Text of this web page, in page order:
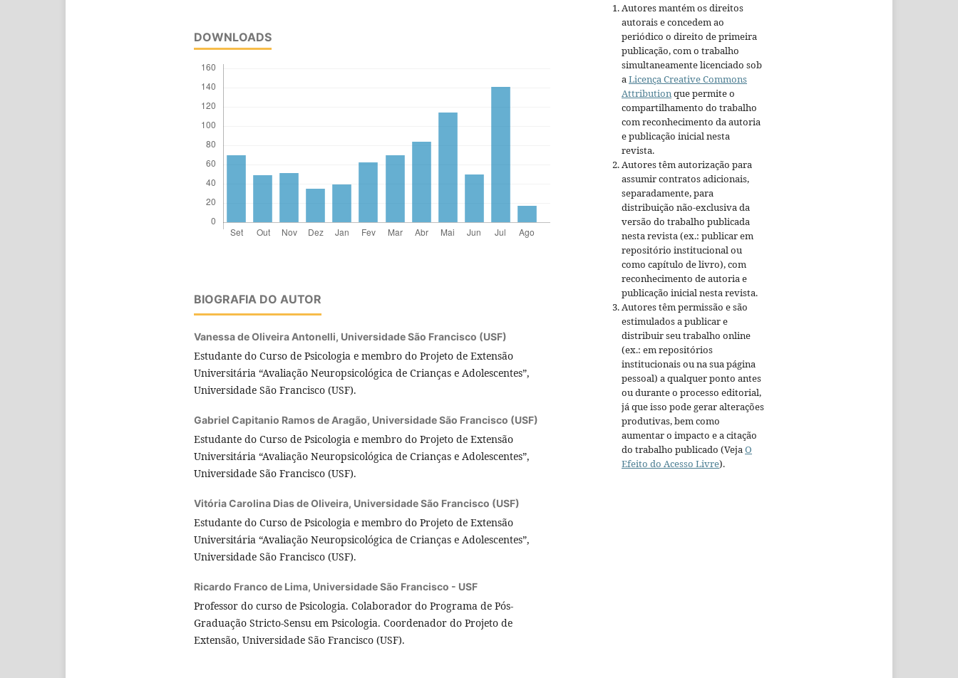
DOWNLOADS
BIOGRAFIA DO AUTOR
Vanessa de Oliveira Antonelli, Universidade São Francisco (USF)
Estudante do Curso de Psicologia e membro do Projeto de Extensão
Universitária “Avaliação Neuropsicológica de Crianças e Adolescentes”,
Universidade São Francisco (USF).
Gabriel Capitanio Ramos de Aragão, Universidade São Francisco (USF)
Estudante do Curso de Psicologia e membro do Projeto de Extensão
Universitária “Avaliação Neuropsicológica de Crianças e Adolescentes”,
Universidade São Francisco (USF).
Vitória Carolina Dias de Oliveira, Universidade São Francisco (USF)
Estudante do Curso de Psicologia e membro do Projeto de Extensão
Universitária “Avaliação Neuropsicológica de Crianças e Adolescentes”,
Universidade São Francisco (USF).
Ricardo Franco de Lima, Universidade São Francisco - USF
Professor do curso de Psicologia. Colaborador do Programa de Pós-
Graduação Stricto-Sensu em Psicologia. Coordenador do Projeto de
Extensão, Universidade São Francisco (USF).
Autores mantém os direitos
autorais e concedem ao
periódico o direito de primeira
publicação, com o trabalho
simultaneamente licenciado sob
a Licença Creative Commons
Attribution que permite o
compartilhamento do trabalho
com reconhecimento da autoria
e publicação inicial nesta
revista.
Autores têm autorização para
assumir contratos adicionais,
separadamente, para
distribuição não-exclusiva da
versão do trabalho publicada
nesta revista (ex.: publicar em
repositório institucional ou
como capítulo de livro), com
reconhecimento de autoria e
publicação inicial nesta revista.
Autores têm permissão e são
estimulados a publicar e
distribuir seu trabalho online
(ex.: em repositórios
institucionais ou na sua página
pessoal) a qualquer ponto antes
ou durante o processo editorial,
já que isso pode gerar alterações
produtivas, bem como
aumentar o impacto e a citação
do trabalho publicado (Veja O
Efeito do Acesso Livre).